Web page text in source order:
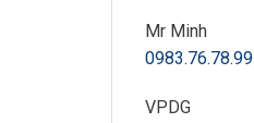
Mr Minh
0983.76.78.99
VPDG